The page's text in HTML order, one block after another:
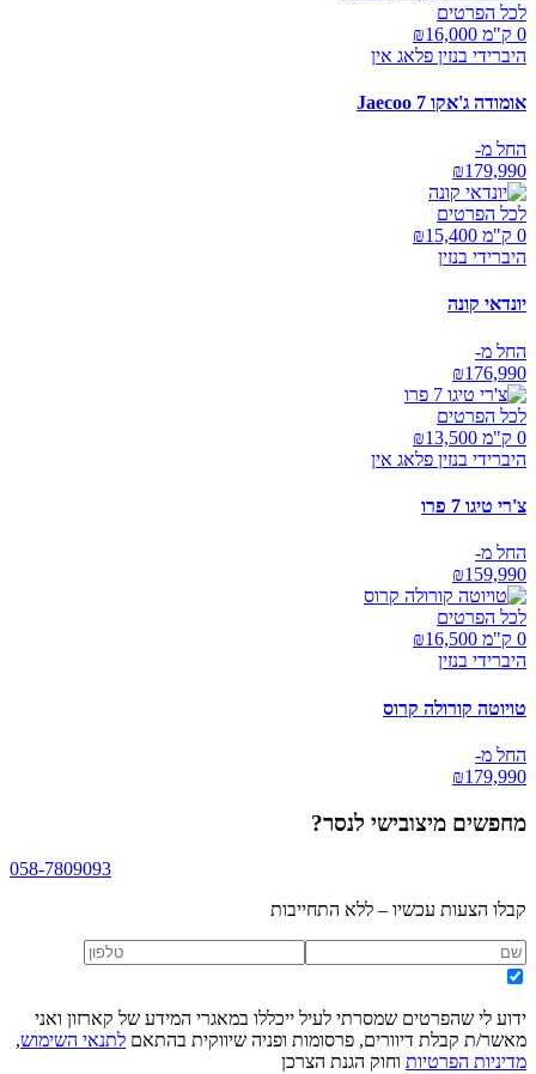
לכל הפרטים
0 ק"מ ₪
16,000
היברידי בנזין פלאג אין
אומודה ג'אקו Jaecoo 7
החל מ-
₪179,990
לכל הפרטים
0 ק"מ ₪
15,400
היברידי בנזין
יונדאי קונה
החל מ-
₪176,990
לכל הפרטים
0 ק"מ ₪
13,500
היברידי בנזין פלאג אין
צ'רי טיגו 7 פרו
החל מ-
₪159,990
לכל הפרטים
0 ק"מ ₪
16,500
היברידי בנזין
טויוטה קורולה קרוס
החל מ-
₪179,990
מחפשים מיצובישי לנסר?
058-7809093
קבלו הצעות עכשיו – ללא התחייבות
ידוע לי שהפרטים שמסרתי לעיל ייכללו במאגרי המידע של קארזון ואני
מאשר/ת קבלת דיוורים, פרסומות ופניה שיווקית בהתאם לתנאי השימוש,
מדיניות הפרטיות וחוק הגנת הצרכן